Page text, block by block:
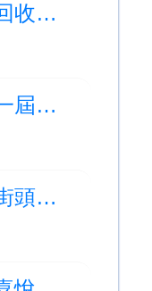
學校相片更新:利是封回收重用大行動
學校相片更新:第六十一屆學校舞蹈節-甲等獎 (中國舞低組)
學校相片更新:林拔中街頭表演 - LBC Busking(2月)